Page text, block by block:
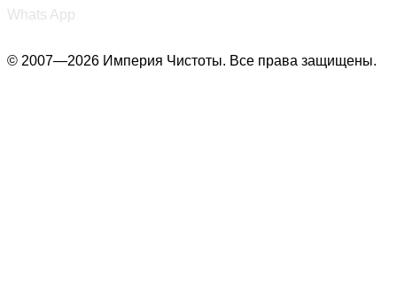
Whats App
© 2007—2026 Империя Чистоты. Все права защищены.